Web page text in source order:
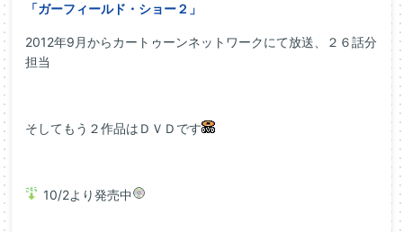
「ガーフィールド・ショー２」
2012年9月からカートゥーンネットワークにて放送、２６話分
担当
そしてもう２作品はＤＶＤです
10/2より発売中